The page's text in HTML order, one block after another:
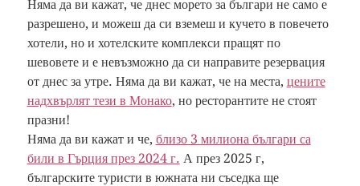
Няма да ви кажат, че днес морето за българи не само е
разрешено, и можеш да си вземеш и кучето в повечето
хотели, но и хотелските комплекси пращят по
шевовете и е невъзможно да си направите резервация
от днес за утре. Няма да ви кажат, че на места, цените
надхвърлят тези в Монако, но ресторантите не стоят
празни!
Няма да ви кажат и че, близо 3 милиона българи са
били в Гърция през 2024 г. А през 2025 г,
българските туристи в южната ни съседка ще